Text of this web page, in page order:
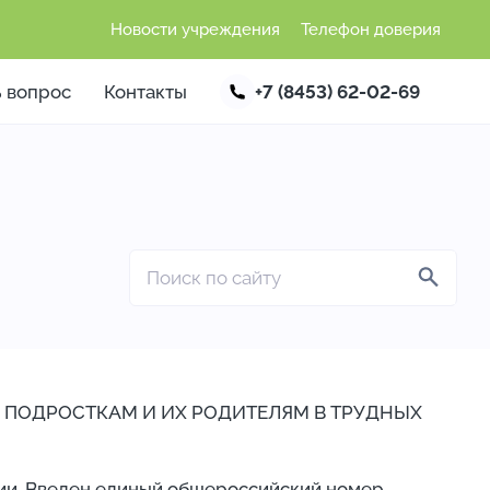
Новости учреждения Телефон доверия
вопрос Контакты +7 (8453) 62-02-69
И ИХ РОДИТЕЛЯМ В ТРУДНЫХ